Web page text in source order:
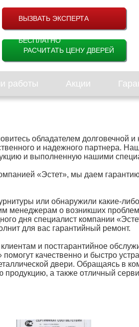
ВЫЗВАТЬ ЭКСПЕРТА
БЕСПЛАТНО
РАСЧИТАТЬ ЦЕНУ ДВЕРЕЙ
работы Акции
обладателем долговечной и
и надежного партнера.
и выполненную нашими
«Эстет», мы даем
или обнаружили какие-
менеджерам о возникших
дня специалист компании
для вас гарантийный ремонт.
и постгарантийное
качественно и быстро
двери. Обращаясь в
продукцию, а также отличный